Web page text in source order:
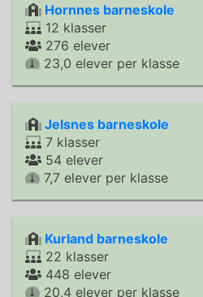
Hornnes barneskole
12 klasser
276 elever
23,0 elever per klasse
Jelsnes barneskole
7 klasser
54 elever
7,7 elever per klasse
Kurland barneskole
22 klasser
448 elever
20,4 elever per klasse